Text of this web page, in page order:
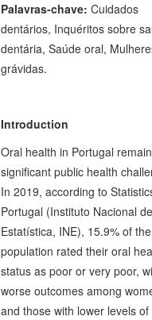
Palavras-chave: Cuidados
dentários, Inquéritos sobre
dentária, Saúde oral,
grávidas.
Introduction
Oral health in Portugal
significant public health
In 2019, according to
Portugal (Instituto Nacional de
Estatística, INE), 15.9% of the
population rated their oral
status as poor or very poor,
worse outcomes among
and those with lower levels of